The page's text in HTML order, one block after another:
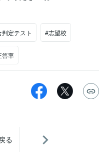
定テスト #志望校
答率
る